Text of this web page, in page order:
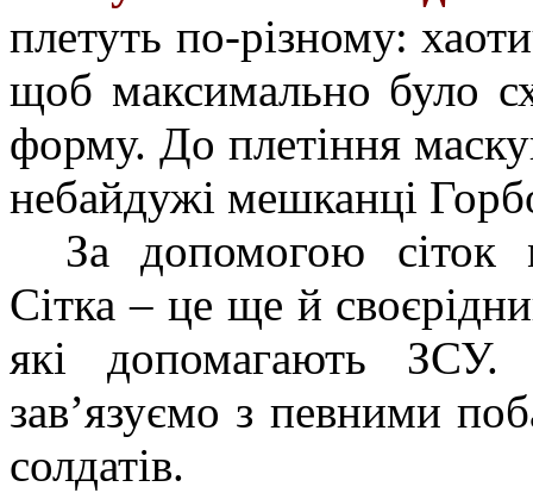
плетуть по-різному:
щоб максимально було
форму. До плетіння
небайдужі мешканці
За допомогою сіток
Сітка – це ще й
які допомагають
зав’язуємо з певними
солдатів.